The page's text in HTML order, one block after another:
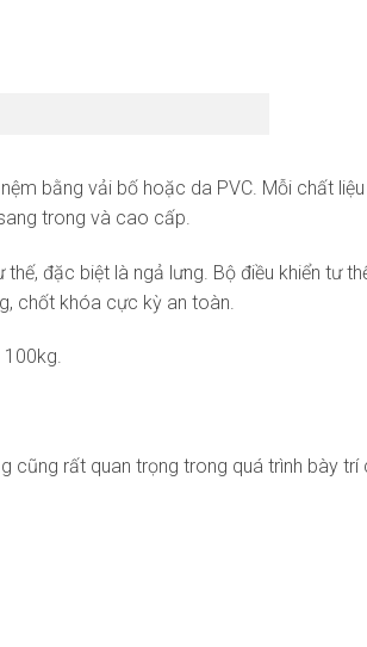
bằng vải bố hoặc da PVC. Mỗi chất
trong và cao cấp.
đặc biệt là ngả lưng. Bộ điều khiển tư
chốt khóa cực kỳ an toàn.
100kg.
cũng rất quan trọng trong quá trình bày